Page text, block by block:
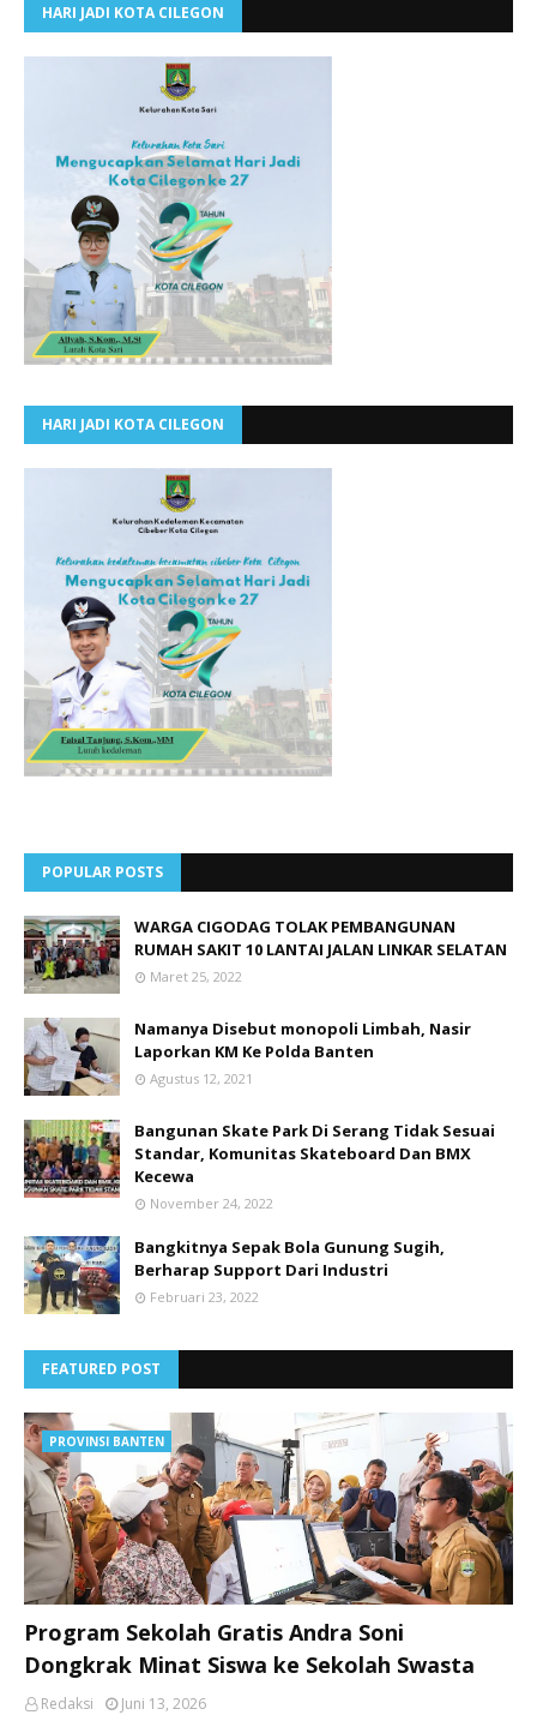
HARI JADI KOTA CILEGON
HARI JADI KOTA CILEGON
POPULAR POSTS
WARGA CIGODAG TOLAK PEMBANGUNAN
RUMAH SAKIT 10 LANTAI JALAN LINKAR SELATAN
Maret 25, 2022
Namanya Disebut monopoli Limbah, Nasir
Laporkan KM Ke Polda Banten
Agustus 12, 2021
Bangunan Skate Park Di Serang Tidak Sesuai
Standar, Komunitas Skateboard Dan BMX
Kecewa
November 24, 2022
Bangkitnya Sepak Bola Gunung Sugih,
Berharap Support Dari Industri
Februari 23, 2022
FEATURED POST
PROVINSI BANTEN
Program Sekolah Gratis Andra Soni
Dongkrak Minat Siswa ke Sekolah Swasta
Redaksi
Juni 13, 2026